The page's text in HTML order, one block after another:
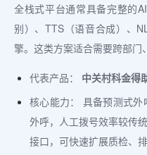
全栈式平台通常具备完整的
别）、TTS（语音合成）、
擎。这类方案适合需要跨部门
代表产品： 中关村科金得
核心能力： 具备预测式
外呼，人工拨号效率较传
接口，可快速扩展质检、